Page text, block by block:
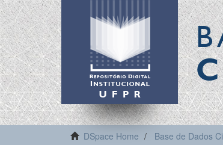
DSpace Home Base de Dados